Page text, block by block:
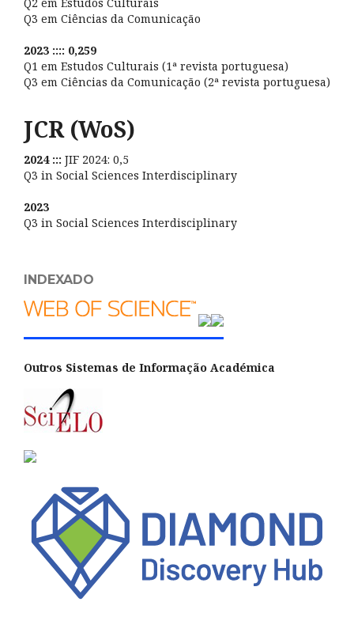
Q3 em Ciências da Comunicação
2023 :::: 0,259
Q1 em Estudos Culturais (1ª revista portuguesa)
Q3 em Ciências da Comunicação (2ª revista portuguesa)
JCR (WoS)
2024 ::: JIF 2024: 0,5
Q3 in Social Sciences Interdisciplinary
2023
Q3 in Social Sciences Interdisciplinary
INDEXADO
Outros Sistemas de Informação Académica